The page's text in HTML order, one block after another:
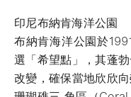
印尼布納肯海洋公園
布納肯海洋公園於
選「希望點」，其蓬
改變，確保當地欣欣